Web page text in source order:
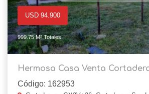
USD 94.900
999.75 M² Totales
Hermosa Casa Venta
Código: 162953